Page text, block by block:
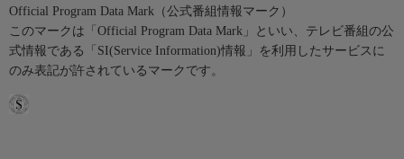
Official Program Data Mark（公式番組情報マーク）
このマークは「Official Program Data Mark」といい、テレビ番組の公
式情報である「SI(Service Information)情報」を利用したサービスに
のみ表記が許されているマークです。